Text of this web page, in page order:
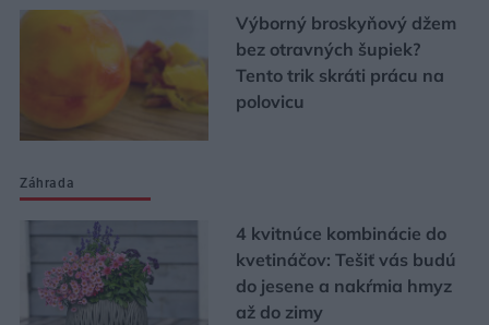
Výborný broskyňový džem
bez otravných šupiek?
Tento trik skráti prácu na
polovicu
Záhrada
4 kvitnúce kombinácie do
kvetináčov: Tešiť vás budú
do jesene a nakŕmia hmyz
až do zimy